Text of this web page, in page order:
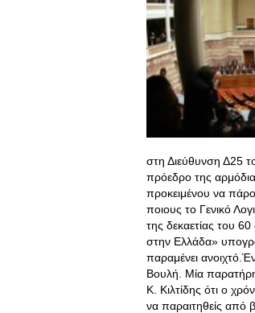
στη Διεύθυνση Δ25
πρόεδρο της
προκειμένου να
ποιους το Γενικό
της δεκαετίας του
στην Ελλάδα»
παραμένει
Βουλή . Μία
Κ. Κιλτίδης ότι ο
να παραιτηθείς από